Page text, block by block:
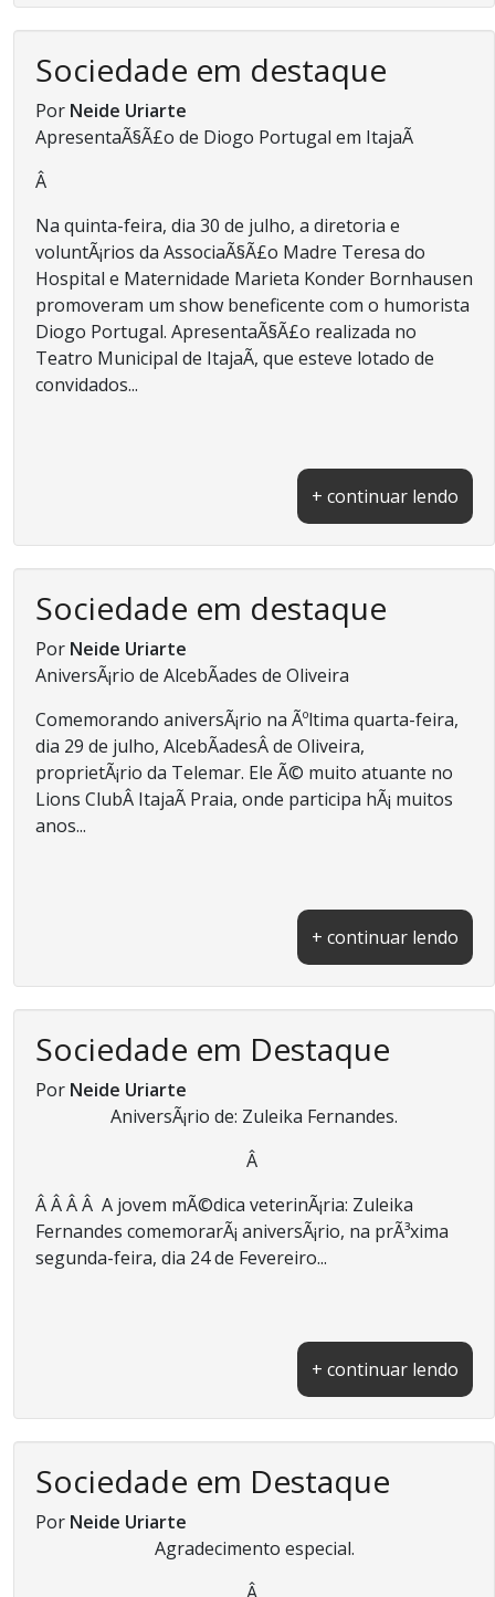
Sociedade em destaque
Por Neide Uriarte
ApresentaÃ§Ã£o de Diogo Portugal em ItajaÃ­
Â
Na quinta-feira, dia 30 de julho, a diretoria e
voluntÃ¡rios da AssociaÃ§Ã£o Madre Teresa do
Hospital e Maternidade Marieta Konder Bornhausen
promoveram um show beneficente com o humorista
Diogo Portugal. ApresentaÃ§Ã£o realizada no
Teatro Municipal de ItajaÃ­, que esteve lotado de
convidados...
+ continuar lendo
Sociedade em destaque
Por Neide Uriarte
AniversÃ¡rio de AlcebÃ­ades de Oliveira
Comemorando aniversÃ¡rio na Ãºltima quarta-feira,
dia 29 de julho, AlcebÃ­adesÂ de Oliveira,
proprietÃ¡rio da Telemar. Ele Ã© muito atuante no
Lions ClubÂ ItajaÃ­ Praia, onde participa hÃ¡ muitos
anos...
+ continuar lendo
Sociedade em Destaque
Por Neide Uriarte
AniversÃ¡rio de: Zuleika Fernandes.
Â
Â Â Â Â A jovem mÃ©dica veterinÃ¡ria: Zuleika
Fernandes comemorarÃ¡ aniversÃ¡rio, na prÃ³xima
segunda-feira, dia 24 de Fevereiro...
+ continuar lendo
Sociedade em Destaque
Por Neide Uriarte
Agradecimento especial.